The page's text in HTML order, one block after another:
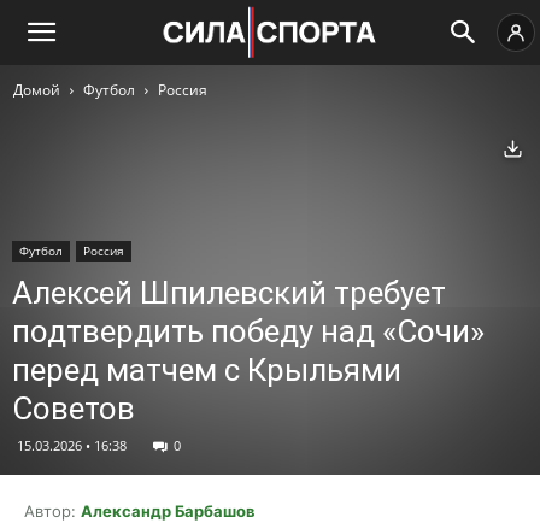
Домой Футбол Россия
Футбол Россия
Алексей Шпилевский требует
подтвердить победу над «Сочи»
перед матчем с Крыльями
Советов
15.03.2026 • 16:38 0
Автор: Александр Барбашов